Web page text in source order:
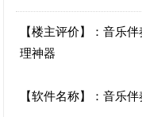
【楼主评价】：音乐
理神器
【软件名称】：音乐